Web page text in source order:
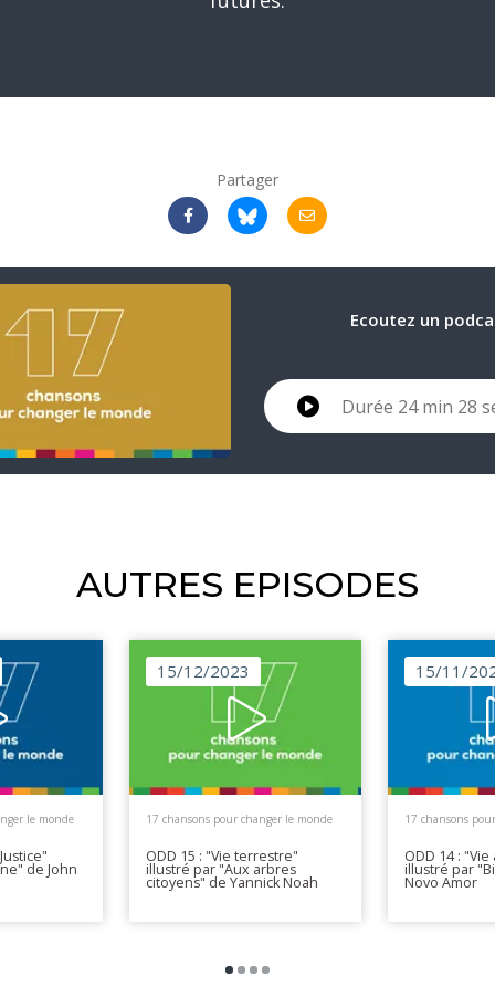
Partager
Ecoutez un
Durée 24 min 28
AUTRES EPISODES
le monde
de John
15/12/2023
17 chansons pour changer le monde
ODD 15 : "Vie terrestre"
illustré par "Aux arbres
citoyens" de Yannick Noah
15/11/
17 chansons
ODD 14 :
illustré par
Novo Amor